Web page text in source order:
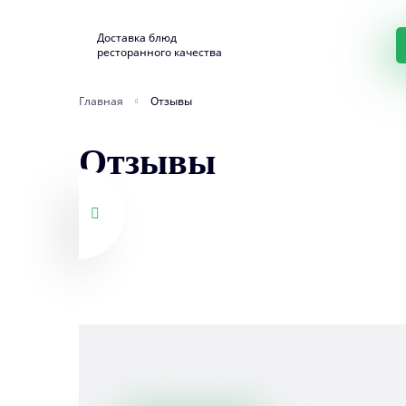
Доставка блюд
ресторанного качества
Главная Отзывы
Отзывы